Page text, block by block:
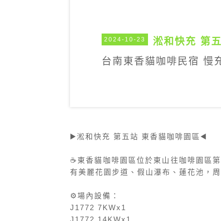
2024-10-23
淞和快充 第
台南東香貓咖啡民宿 慢
▶️淞和快充 第五站 東香貓咖啡園區◀️
☕️東香貓咖啡園區位於東山往咖啡園區
有美麗花園步道、假山瀑布、蓮花池，
⚙️場內設備：
J1772 7KWx1